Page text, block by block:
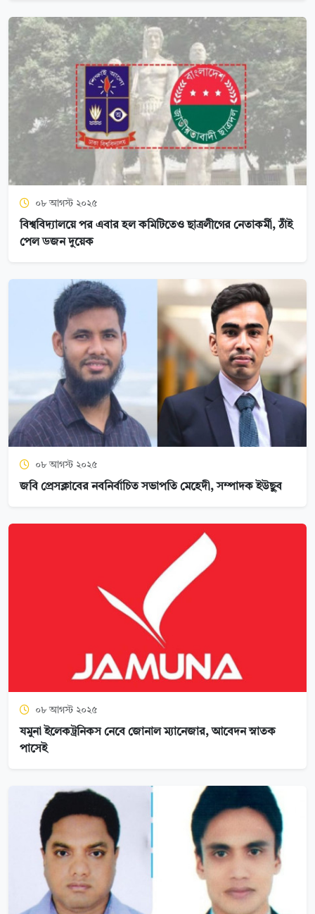
০৮ আগস্ট ২০২৫
বিশ্ববিদ্যালয়ে পর এবার হল কমিটিতেও ছাত্রলীগের নেতাকর্মী, ঠাঁই
পেল ডজন দুয়েক
০৮ আগস্ট ২০২৫
জবি প্রেসক্লাবের নবনির্বাচিত সভাপতি মেহেদী, সম্পাদক ইউছুব
০৮ আগস্ট ২০২৫
যমুনা ইলেকট্রনিকস নেবে জোনাল ম্যানেজার, আবেদন স্নাতক
পাসেই